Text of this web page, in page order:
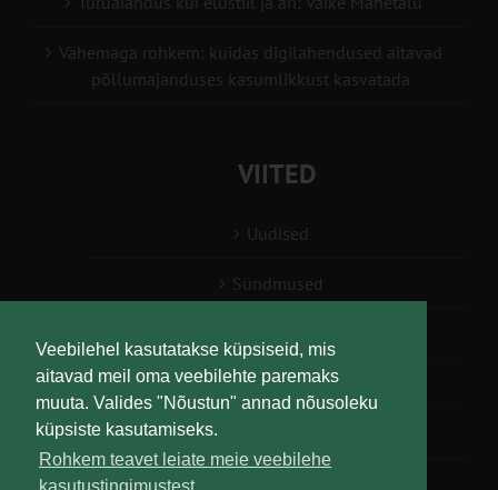
Veebilehel kasutatakse küpsiseid, mis
aitavad meil oma veebilehte paremaks
muuta. Valides "Nõustun" annad nõusoleku
küpsiste kasutamiseks.
Rohkem teavet leiate meie veebilehe
Vähemaga rohkem: kuidas digilahendused aitavad
põllumajanduses kasumlikkust kasvatada
VIITED
Uudised
Sündmused
Teabesalv
Liitu uudiskirjaga